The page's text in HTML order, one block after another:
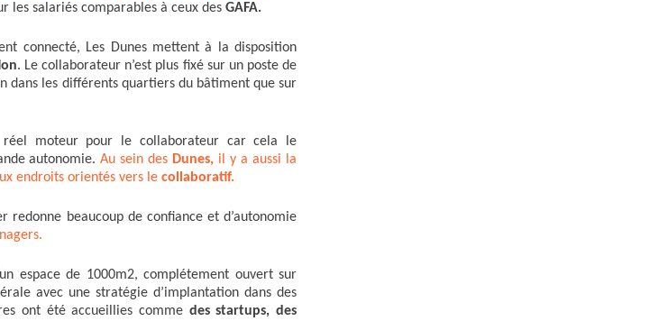
les salariés comparables à ceux des GAFA.
connecté, Les Dunes mettent à la disposition
. Le collaborateur n’est plus fixé sur un poste de
dans les différents quartiers du bâtiment que sur
réel moteur pour le collaborateur car cela le
autonomie. Au sein des Dunes, il y a aussi la
endroits orientés vers le collaboratif.
beaucoup de confiance et d’autonomie
espace de 1000m2, complétement ouvert sur
avec une stratégie d’implantation dans des
ont été accueillies comme des startups, des